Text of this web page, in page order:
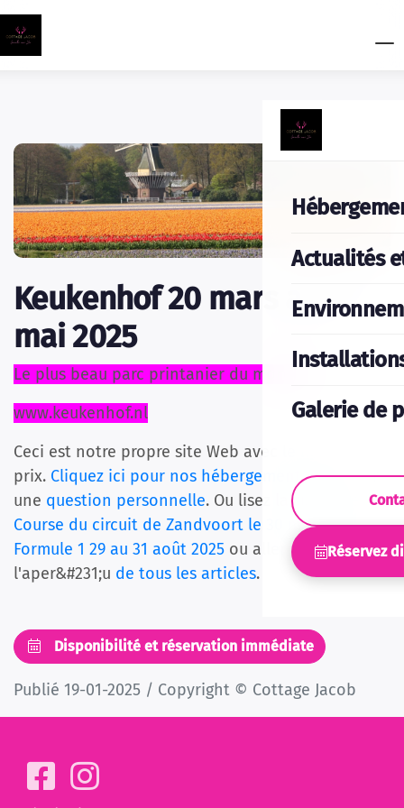
Actualités
Galerie de
Réservez
Keukenhof 20 mars au 11
mai 2025
Le plus beau parc printanier du monde.
www.keukenhof.nl
Ceci est notre propre site Web avec le meilleur
prix. Cliquez ici pour nos hébergementsou poser
une question personnelle. Ou lisez la suite avec
Course du circuit de Zandvoort le 30 mars 2025,
Formule 1 29 au 31 août 2025 ou aller &#224;
l'aper&#231;u de tous les articles.
Disponibilité et réservation immédiate
Publié 19-01-2025 / Copyright © Cottage Jacob